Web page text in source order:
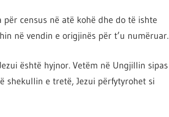
census në atë kohë dhe do të ishte
në vendin e origjinës për t’u numëruar.
është hyjnor. Vetëm në Ungjillin sipas
shekullin e tretë, Jezui përfytyrohet si